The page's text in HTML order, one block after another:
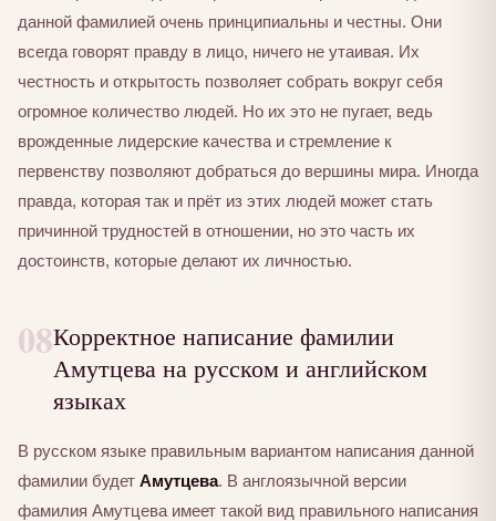
данной фамилией очень принципиальны и честны. Они
всегда говорят правду в лицо, ничего не утаивая. Их
честность и открытость позволяет собрать вокруг себя
огромное количество людей. Но их это не пугает, ведь
врожденные лидерские качества и стремление к
первенству позволяют добраться до вершины мира. Иногда
правда, которая так и прёт из этих людей может стать
причинной трудностей в отношении, но это часть их
достоинств, которые делают их личностью.
08Корректное написание фамилии
Амутцева на русском и английском
языках
В русском языке правильным вариантом написания данной
фамилии будет Амутцева. В англоязычной версии
фамилия Амутцева имеет такой вид правильного написания